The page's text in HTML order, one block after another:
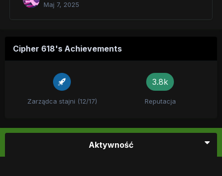
Maj 7, 2025
Cipher 618's Achievements
Zarządca stajni (12/17)
3.8k
Reputacja
Aktywność